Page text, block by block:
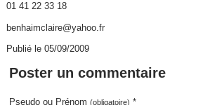
01 41 22 33 18
benhaimclaire@yahoo.fr
Publié le 05/09/2009
Poster un commentaire
Pseudo ou Prénom(obligatoire) *